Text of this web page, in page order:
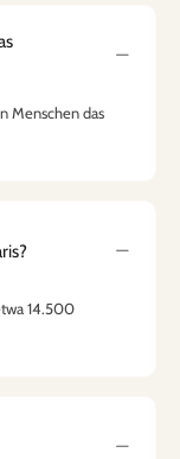
Menschen das
14.500